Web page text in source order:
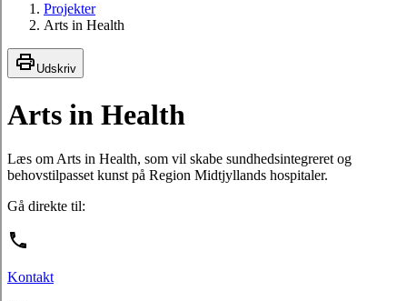
Projekter
Arts in Health
Udskriv
Arts in Health
Læs om Arts in Health, som vil skabe sundhedsintegreret og
behovstilpasset kunst på Region Midtjyllands hospitaler.
Gå direkte til:
Kontakt